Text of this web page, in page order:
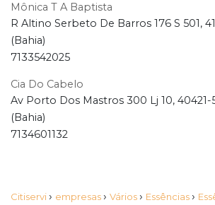
Mônica T A Baptista
R Altino Serbeto De Barros 176 S 501,
(Bahia)
7133542025
Cia Do Cabelo
Av Porto Dos Mastros 300 Lj 10, 40421-
(Bahia)
7134601132
Citiservi › empresas › Vários › Essências ›